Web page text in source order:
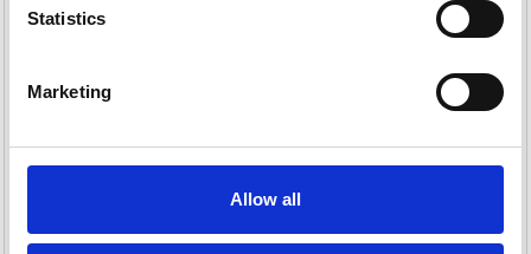
Statistics
Marketing
Allow all
POLASTORM TOHATSU 4-6
POLASTORM YAMAHA 2.5-3